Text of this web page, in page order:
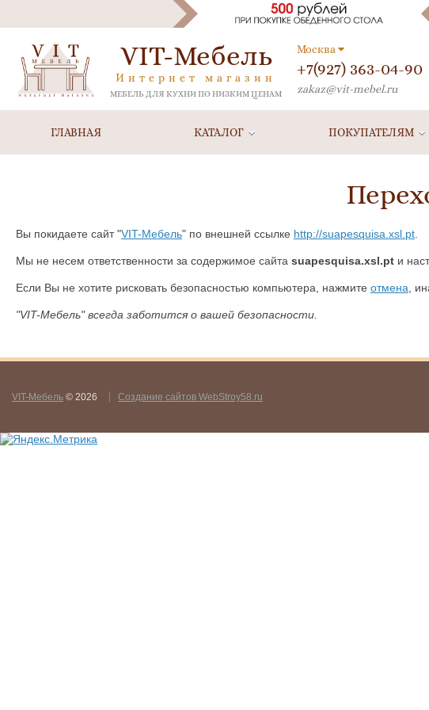
VIT-Мебель
Интернет магазин
МЕБЕЛЬ ДЛЯ КУХНИ ПО НИЗКИМ ЦЕНАМ
Москва
+7(927) 363-04-90
zakaz@vit-mebel.ru
ГЛАВНАЯ КАТАЛОГ ПОКУПАТЕЛЯМ
Вы покидаете сайт "VIT-Мебель" по внешней ссылке http://suapesquisa.xsl.pt
Мы не несем ответственности за содержимое сайта suapesquisa.xsl.pt и
Если Вы не хотите рисковать безопасностью компьютера, нажмите отмена ,
"VIT-Мебель" всегда заботится о вашей безопасности.
VIT-Мебель © 2026 Создание сайтов WebStroy58.ru